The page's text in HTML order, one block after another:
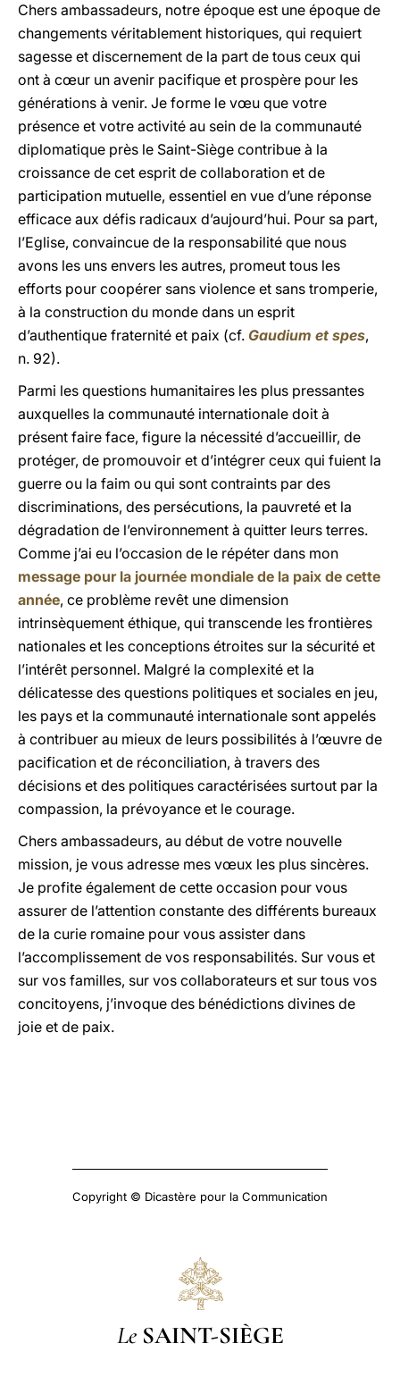
Chers ambassadeurs, notre époque est une époque de
changements véritablement historiques, qui requiert
sagesse et discernement de la part de tous ceux qui
ont à cœur un avenir pacifique et prospère pour les
générations à venir. Je forme le vœu que votre
présence et votre activité au sein de la communauté
diplomatique près le Saint-Siège contribue à la
croissance de cet esprit de collaboration et de
participation mutuelle, essentiel en vue d’une réponse
efficace aux défis radicaux d’aujourd’hui. Pour sa part,
l’Eglise, convaincue de la responsabilité que nous
avons les uns envers les autres, promeut tous les
efforts pour coopérer sans violence et sans tromperie,
à la construction du monde dans un esprit
d’authentique fraternité et paix (cf. Gaudium et spes,
n. 92).
Parmi les questions humanitaires les plus pressantes
auxquelles la communauté internationale doit à
présent faire face, figure la nécessité d’accueillir, de
protéger, de promouvoir et d’intégrer ceux qui fuient la
guerre ou la faim ou qui sont contraints par des
discriminations, des persécutions, la pauvreté et la
dégradation de l’environnement à quitter leurs terres.
Comme j’ai eu l’occasion de le répéter dans mon
message pour la journée mondiale de la paix de cette
année, ce problème revêt une dimension
intrinsèquement éthique, qui transcende les frontières
nationales et les conceptions étroites sur la sécurité et
l’intérêt personnel. Malgré la complexité et la
délicatesse des questions politiques et sociales en jeu,
les pays et la communauté internationale sont appelés
à contribuer au mieux de leurs possibilités à l’œuvre de
pacification et de réconciliation, à travers des
décisions et des politiques caractérisées surtout par la
compassion, la prévoyance et le courage.
Chers ambassadeurs, au début de votre nouvelle
mission, je vous adresse mes vœux les plus sincères.
Je profite également de cette occasion pour vous
assurer de l’attention constante des différents bureaux
de la curie romaine pour vous assister dans
l’accomplissement de vos responsabilités. Sur vous et
sur vos familles, sur vos collaborateurs et sur tous vos
concitoyens, j’invoque des bénédictions divines de
joie et de paix.
Copyright © Dicastère pour la Communication
Le SAINT-SIÈGE